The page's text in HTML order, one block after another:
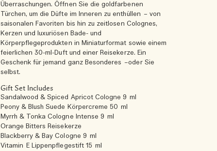
Überraschungen. Öffnen Sie die goldfarbenen
Türchen, um die Düfte im Inneren zu enthüllen – von
saisonalen Favoriten bis hin zu zeitlosen Colognes,
Kerzen und luxuriösen Bade- und
Körperpflegeprodukten in Miniaturformat sowie einem
feierlichen 30-ml-Duft und einer Reisekerze. Ein
Geschenk für jemand ganz Besonderes –oder Sie
selbst.
Gift Set Includes
Sandalwood & Spiced Apricot Cologne 9 ml
Peony & Blush Suede Körpercreme 50 ml
Myrrh & Tonka Cologne Intense 9 ml
Orange Bitters Reisekerze
Blackberry & Bay Cologne 9 ml
Vitamin E Lippenpflegestift 15 ml